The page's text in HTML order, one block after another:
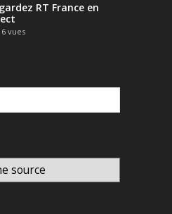
RT France en
vues